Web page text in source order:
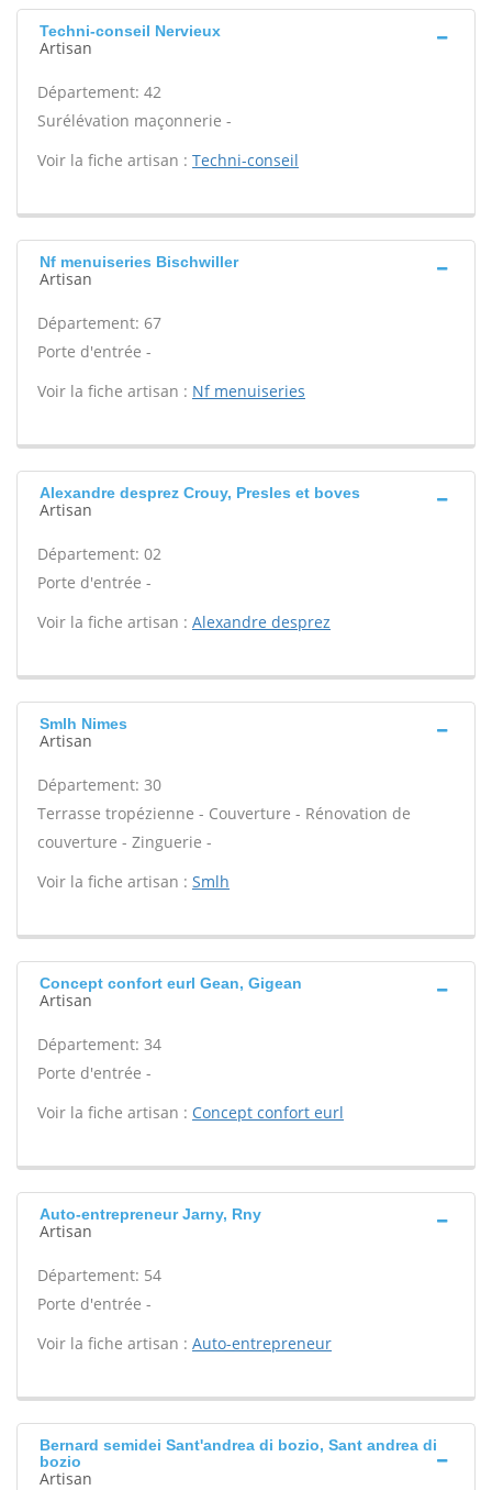
Techni-conseil Nervieux
Artisan
Département: 42
Surélévation maçonnerie -
Voir la fiche artisan : Techni-conseil
Nf menuiseries Bischwiller
Artisan
Département: 67
Porte d'entrée -
Voir la fiche artisan : Nf menuiseries
Alexandre desprez Crouy, Presles et boves
Artisan
Département: 02
Porte d'entrée -
Voir la fiche artisan : Alexandre desprez
Smlh Nimes
Artisan
Département: 30
Terrasse tropézienne - Couverture - Rénovation de
couverture - Zinguerie -
Voir la fiche artisan : Smlh
Concept confort eurl Gean, Gigean
Artisan
Département: 34
Porte d'entrée -
Voir la fiche artisan : Concept confort eurl
Auto-entrepreneur Jarny, Rny
Artisan
Département: 54
Porte d'entrée -
Voir la fiche artisan : Auto-entrepreneur
Bernard semidei Sant'andrea di bozio, Sant andrea di
bozio
Artisan